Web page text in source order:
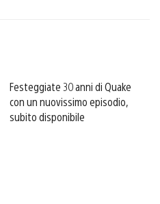
Festeggiate 30 anni di Quake
con un nuovissimo episodio,
subito disponibile